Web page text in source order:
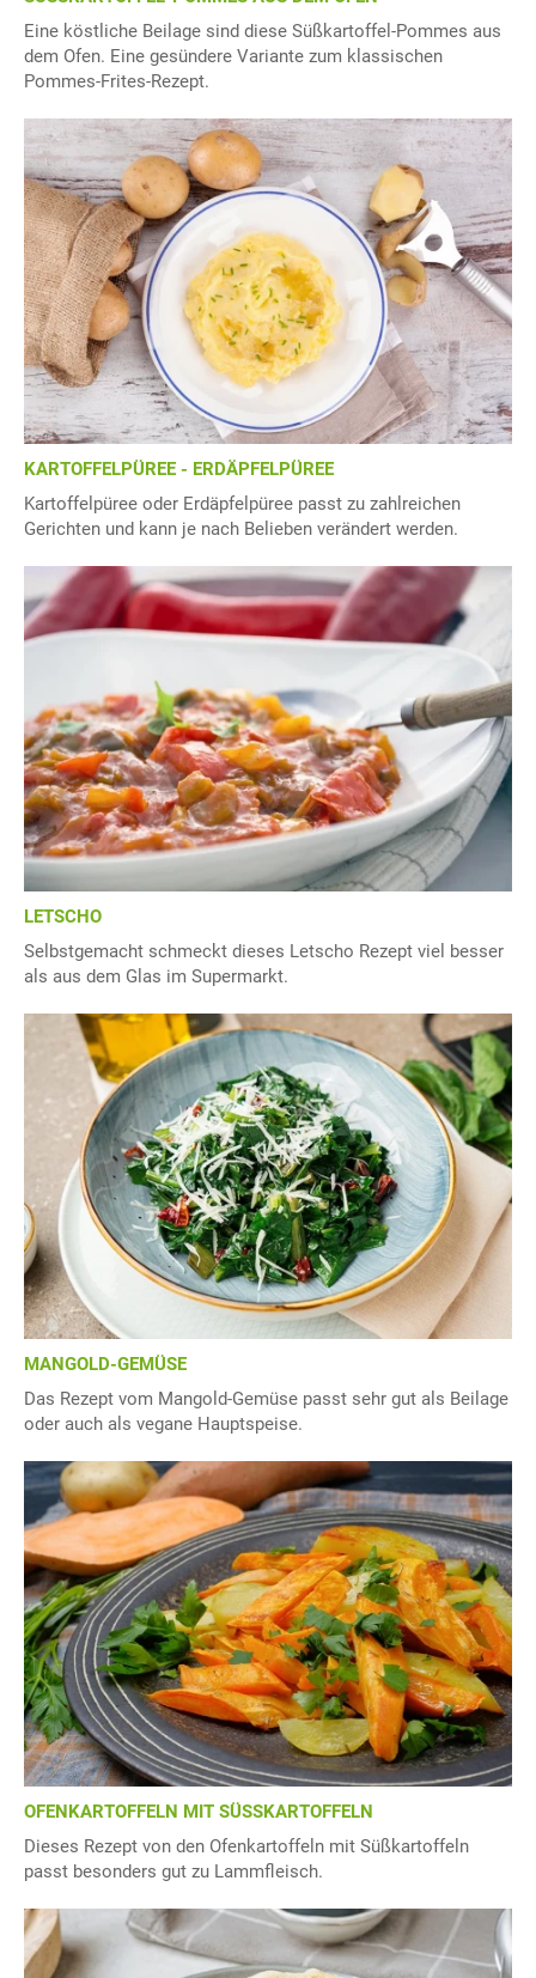
Eine köstliche Beilage sind diese Süßkartoffel-Pommes aus
dem Ofen. Eine gesündere Variante zum klassischen
Pommes-Frites-Rezept.
KARTOFFELPÜREE - ERDÄPFELPÜREE
Kartoffelpüree oder Erdäpfelpüree passt zu zahlreichen
Gerichten und kann je nach Belieben verändert werden.
LETSCHO
Selbstgemacht schmeckt dieses Letscho Rezept viel besser
als aus dem Glas im Supermarkt.
MANGOLD-GEMÜSE
Das Rezept vom Mangold-Gemüse passt sehr gut als Beilage
oder auch als vegane Hauptspeise.
OFENKARTOFFELN MIT SÜSSKARTOFFELN
Dieses Rezept von den Ofenkartoffeln mit Süßkartoffeln
passt besonders gut zu Lammfleisch.